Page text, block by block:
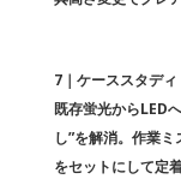
7｜ケーススタディ
既存蛍光からLED
し”を解消。作業
をセットにして定着